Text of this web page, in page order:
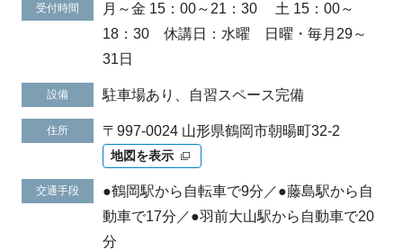
受付時間
月～金 15：00～21：30 土 15：00～
18：30 休講日：水曜 日曜・毎月29～
31日
設備 駐車場あり、自習スペース完備
住所 〒997-0024 山形県鶴岡市朝暘町32-2
地図を表示
交通手段
●鶴岡駅から自転車で9分／●藤島駅から自
動車で17分／●羽前大山駅から自動車で20
分